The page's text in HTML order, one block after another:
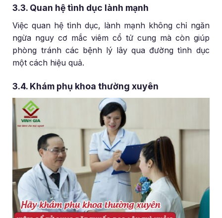
3.3. Quan hệ tình dục lành mạnh
Việc quan hệ tình dục, lành mạnh không chỉ ngăn
ngừa nguy cơ mắc viêm cổ tử cung mà còn giúp
phòng tránh các bệnh lý lây qua đường tình dục
một cách hiệu quả.
3.4. Khám phụ khoa thường xuyên